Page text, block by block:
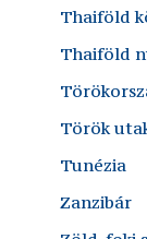
Thaiföld
Thaiföld
Török
Tunézia
Zanzibár